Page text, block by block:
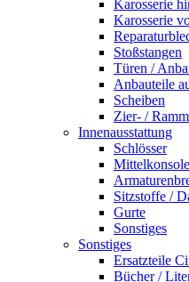
Karosserie
Karosserie
Stoßstangen
Türen /
Anbauteile
Scheiben
Zier- /
Innenausstattung
Schlösser
Mittelkonsole
Sitzstoffe /
Gurte
Sonstiges
Sonstiges
Ersatzteile
Bücher /